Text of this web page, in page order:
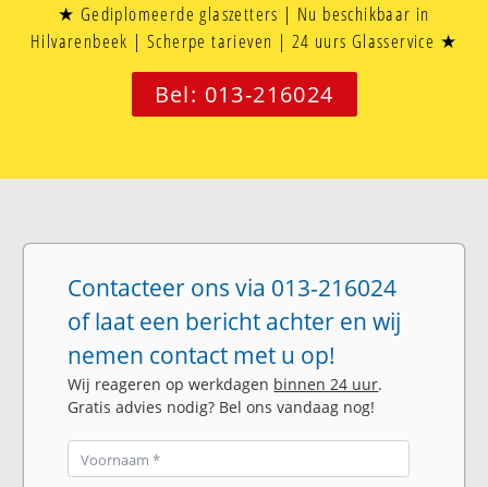
★ Gediplomeerde glaszetters | Nu beschikbaar in
Hilvarenbeek | Scherpe tarieven | 24 uurs Glasservice ★
Bel: 013-216024
Contacteer ons via 013-216024
of laat een bericht achter en wij
nemen contact met u op!
Wij reageren op werkdagen binnen 24 uur.
Gratis advies nodig? Bel ons vandaag nog!